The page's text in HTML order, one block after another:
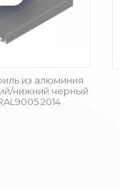
из алюминия
нижний черный
2014